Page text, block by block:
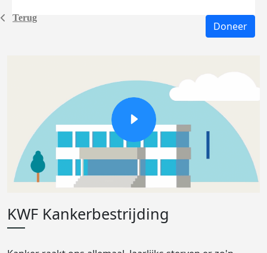
Terug
Doneer
KWF Kankerbestrijding